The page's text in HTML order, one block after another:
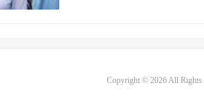
Copyright © 2026 All